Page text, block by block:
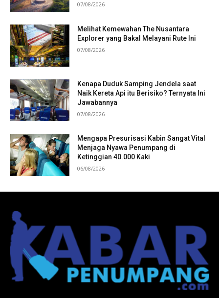
07/08/2026
Melihat Kemewahan The Nusantara
Explorer yang Bakal Melayani Rute Ini
07/08/2026
Kenapa Duduk Samping Jendela saat
Naik Kereta Api itu Berisiko? Ternyata Ini
Jawabannya
07/08/2026
Mengapa Presurisasi Kabin Sangat Vital
Menjaga Nyawa Penumpang di
Ketinggian 40.000 Kaki
06/08/2026